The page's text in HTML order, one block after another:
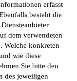
erfasst
besteht die
dem verwendeten
Welche konkreten
wie diese
Sie bitte den
des jeweiligen